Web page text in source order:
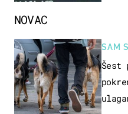
NOVAC
SAM
Šest